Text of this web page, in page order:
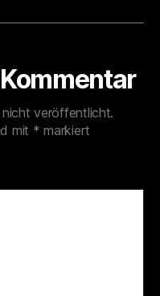
veröffentlicht.
mit * markiert